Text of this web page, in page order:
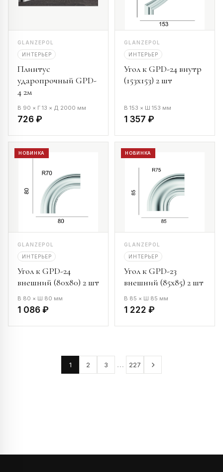
GLANZEPOL
ИНТЕРЬЕР
Плинтус
ударопрочный GPD-
4 2м
В 90 × Г 13 × Д 2000 мм
726 ₽
GLANZEPOL
ИНТЕРЬЕР
Угол к GPD-24 внутр
(153х153) 2 шт
В 153 × Ш 153 мм
1 357 ₽
НОВИНКА
GLANZEPOL
ИНТЕРЬЕР
Угол к GPD-24
внешний (80х80) 2 шт
В 80 × Ш 80 мм
1 086 ₽
НОВИНКА
GLANZEPOL
ИНТЕРЬЕР
Угол к GPD-23
внешний (85х85) 2 шт
В 85 × Ш 85 мм
1 222 ₽
1 2 3 … 227